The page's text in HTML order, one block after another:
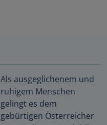
Als ausgeglichenem und
ruhigem Menschen
gelingt es dem
gebürtigen Österreicher